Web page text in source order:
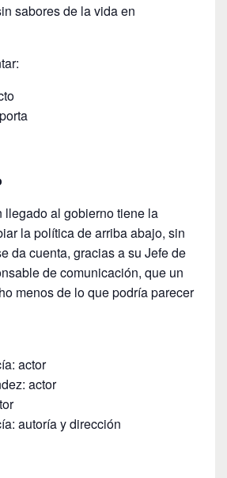
sabores de la vida en
llegado al gobierno tiene la
la política de arriba abajo, sin
da cuenta, gracias a su Jefe de
de comunicación, que un
menos de lo que podría parecer
actor
actor
autoría y dirección